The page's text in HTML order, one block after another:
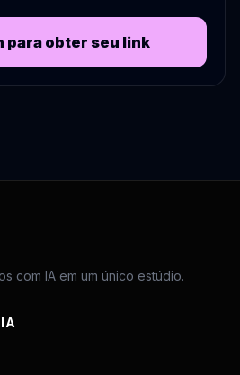
para obter seu link
com IA em um único estúdio.